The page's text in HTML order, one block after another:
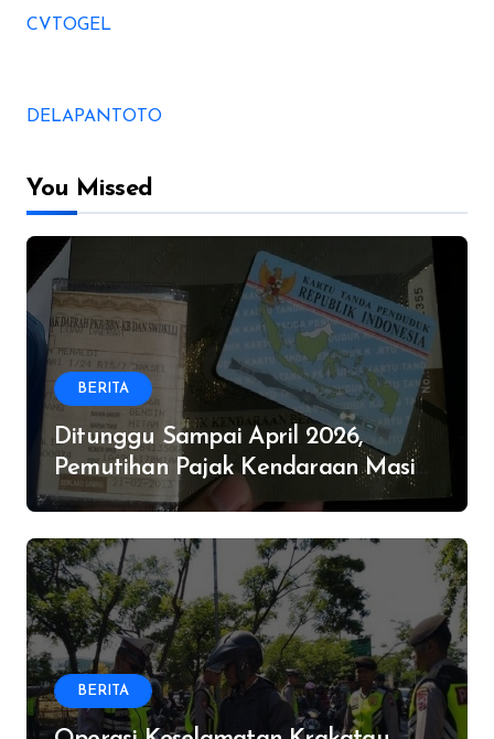
CVTOGEL
DELAPANTOTO
You Missed
BERITA
Ditunggu Sampai April 2026,
Pemutihan Pajak Kendaraan Masih
Digelar di Provinsi Ini
BERITA